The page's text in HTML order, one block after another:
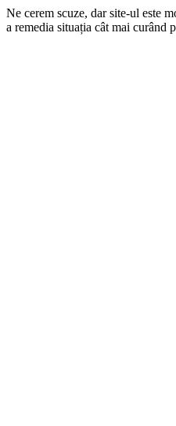
Ne cerem scuze, dar site-ul este
a remedia situația cât mai curând